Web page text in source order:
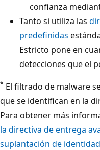
confianza
Tanto si utiliza las
predefinidas
Estricto pone en
detecciones que el
* El filtrado de malware
que se identifican en la
Para obtener más
la directiva de entrega
suplantación de